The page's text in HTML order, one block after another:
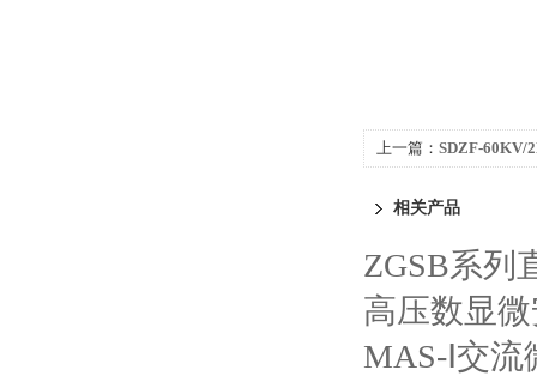
上一篇： SDZF-60KV/
相关产品
ZGSB系列
高压数显
MAS-Ⅰ交流